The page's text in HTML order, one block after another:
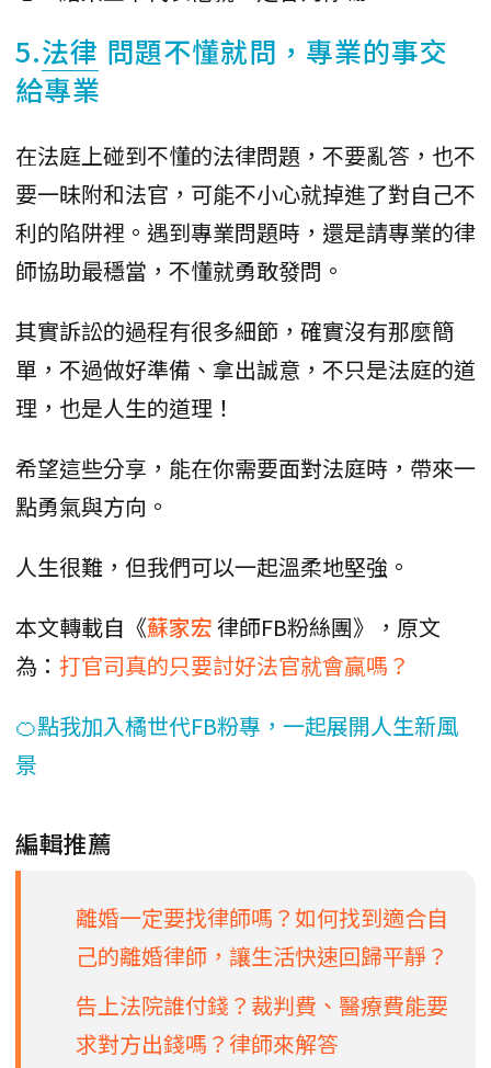
5.法律 問題不懂就問，專業的事交
給專業
在法庭上碰到不懂的法律問題，不要亂答，也不
要一昧附和法官，可能不小心就掉進了對自己不
利的陷阱裡。遇到專業問題時，還是請專業的律
師協助最穩當，不懂就勇敢發問。
其實訴訟的過程有很多細節，確實沒有那麼簡
單，不過做好準備、拿出誠意，不只是法庭的道
理，也是人生的道理！
希望這些分享，能在你需要面對法庭時，帶來一
點勇氣與方向。
人生很難，但我們可以一起溫柔地堅強。
本文轉載自《蘇家宏律師FB粉絲團》，原文
為： 打官司真的只要討好法官就會贏嗎？
🍊點我加入橘世代FB粉專，一起展開人生新風
景
編輯推薦
離婚一定要找律師嗎？如何找到適合自
己的離婚律師，讓生活快速回歸平靜？
告上法院誰付錢？裁判費、醫療費能要
求對方出錢嗎？律師來解答